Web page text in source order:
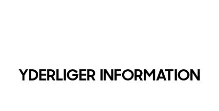
YDERLIGER INFORMATION